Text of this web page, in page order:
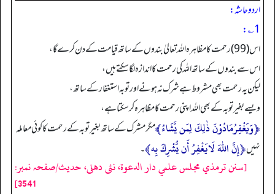
اردو حاشہ:
1؎:
اس (99) رحمت کا مظاہرہ اللہ تعالیٰ بندوں کے ساتھ قیامت کے دن کرے گا،
اس سے بندوں کے ساتھ اللہ کی رحمت کا اندازہ لگا سکتے ہیں،
لیکن یہ رحمت بھی مشروط ہے شرک نہ ہونے اور توبہ استغفارکے ساتھ،
ویسے بغیر توبہ کے بھی اللہ اپنی رحمت کا مظاہرہ کر سکتا ہے،
﴿وَیَغْفِرُمَادُوْنَ ذٰلِكَ لِمَن یَّشَاءُ﴾مگرمشرک کے ساتھ بغیر توبہ کے رحمت کا کوئی معاملہ
نہیں﴿إِنَّ اللهَ لَایَغْفِرُ أَن یُّشْرِكَ بِه﴾۔
[سنن ترمذي مجلس علمي دار الدعوة، نئى دهلى، حدیث/صفحہ نمبر:
3541]